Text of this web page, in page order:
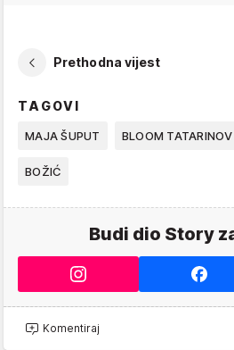
Prethodna vijest
TAGOVI
MAJA ŠUPUT BLOOM TATARINOV
BOŽIĆ
Budi dio Story
Komentiraj